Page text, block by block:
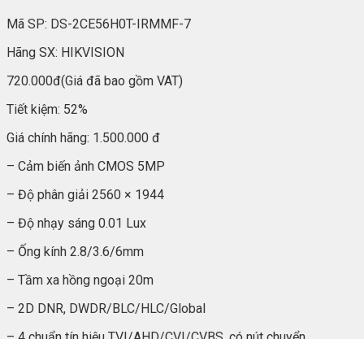
Mã SP: DS-2CE56H0T-IRMMF-7
Hãng SX: HIKVISION
720.000đ(Giá đã bao gồm VAT)
Tiết kiệm: 52%
Giá chính hãng: 1.500.000 đ
– Cảm biến ảnh CMOS 5MP
– Độ phân giải 2560 × 1944
– Độ nhạy sáng 0.01 Lux
– Ống kính 2.8/3.6/6mm
– Tầm xa hồng ngoại 20m
– 2D DNR, DWDR/BLC/HLC/Global